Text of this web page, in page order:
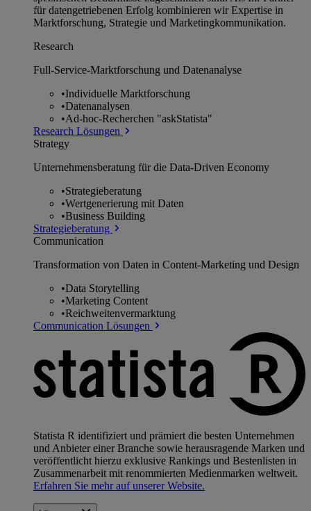
für datengetriebenen Erfolg kombinieren wir Expertise in
Marktforschung, Strategie und Marketingkommunikation.
Research
Full-Service-Marktforschung und Datenanalyse
•Individuelle Marktforschung
•Datenanalysen
•Ad-hoc-Recherchen "askStatista"
Research Lösungen
Strategy
Unternehmens­beratung für die Data-Driven Economy
•Strategieberatung
•Wertgenerierung mit Daten
•Business Building
Strategieberatung
Communication
Transformation von Daten in Content-Marketing und Design
•Data Storytelling
•Marketing Content
•Reichweitenvermarktung
Communication Lösungen
Statista R identifiziert und prämiert die besten Unternehmen
und Anbieter einer Branche sowie herausragende Marken und
veröffentlicht hierzu exklusive Rankings und Bestenlisten in
Zusammenarbeit mit renommierten Medienmarken weltweit.
Erfahren Sie mehr auf unserer Website.